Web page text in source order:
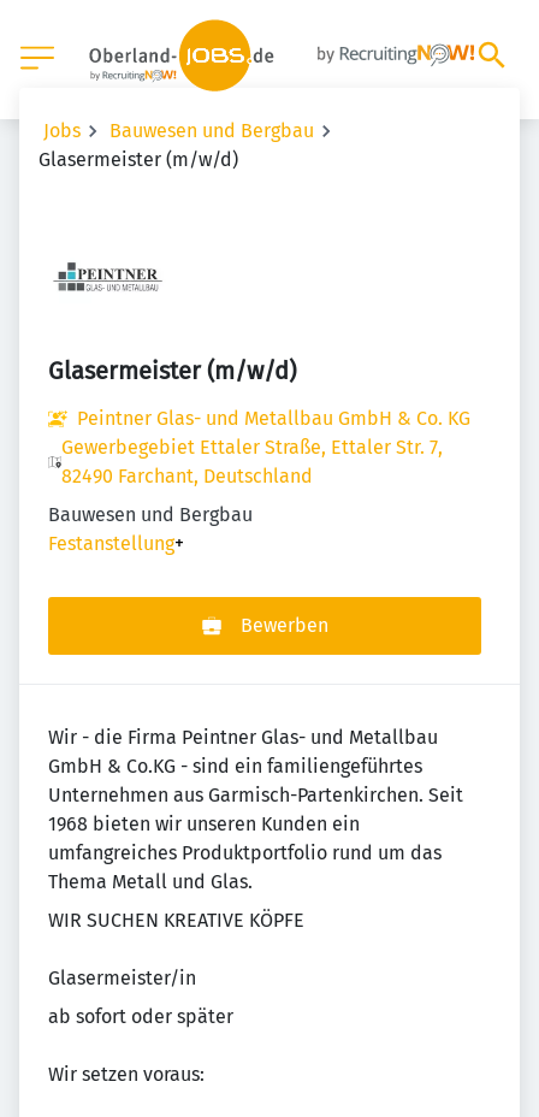
Jobs
Bauwesen und Bergbau
Glasermeister (m/w/d)
Glasermeister (m/w/d)
Peintner Glas- und Metallbau GmbH & Co. KG
Gewerbegebiet Ettaler Straße, Ettaler Str. 7,
82490 Farchant, Deutschland
Bauwesen und Bergbau
Festanstellung+
Bewerben
Wir - die Firma Peintner Glas- und Metallbau
GmbH & Co.KG - sind ein familiengeführtes
Unternehmen aus Garmisch-Partenkirchen. Seit
1968 bieten wir unseren Kunden ein
umfangreiches Produktportfolio rund um das
Thema Metall und Glas.
WIR SUCHEN KREATIVE KÖPFE
Glasermeister/in
ab sofort oder später
Wir setzen voraus: